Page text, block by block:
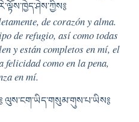
de corazón y alma.
de refugio, así como todas
y están completos en mí, el
felicidad como en la pena,
en mí.
ལུས་ངག་ཡིད་གསུམ་གུས་པ་ཡིས༔